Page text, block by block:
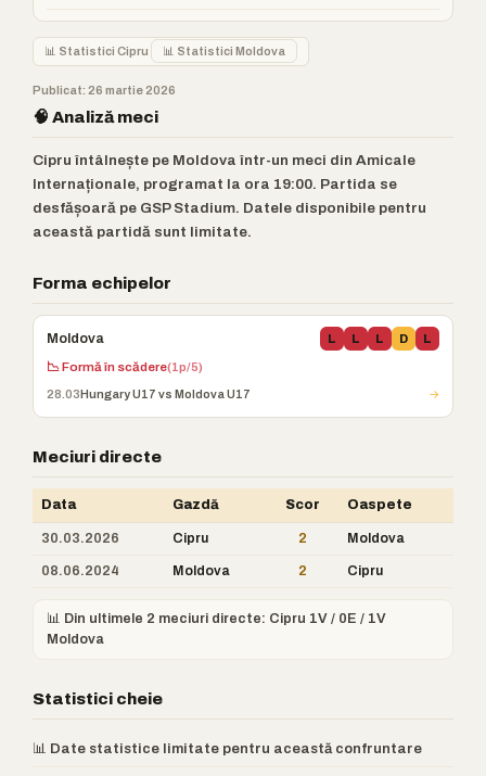
📊 Statistici Cipru 📊 Statistici Moldova
Publicat: 26 martie 2026
🧠 Analiză meci
Cipru întâlnește pe Moldova într-un meci din Amicale
Internaționale, programat la ora 19:00. Partida se
desfășoară pe GSP Stadium. Datele disponibile pentru
această partidă sunt limitate.
Forma echipelor
Moldova L L L D L
📉 Formă în scădere(1p/5)
28.03Hungary U17 vs Moldova U17 →
Meciuri directe
Data Gazdă Scor Oaspete
30.03.2026 Cipru 2 Moldova
08.06.2024 Moldova 2 Cipru
📊 Din ultimele 2 meciuri directe: Cipru 1V / 0E / 1V
Moldova
Statistici cheie
📊 Date statistice limitate pentru această confruntare